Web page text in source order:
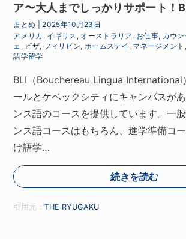
ア〜大人までしっかりサポート！
まとめ
2025年10月23日
アメリカ , イギリス , オーストラリア, お仕事, カウ
ェ , ビザ, フィリピン, ホームステイ , マネージメント ,
語学留学
BLI（Bouchereau Lingua International
ールとケベックシティにキャンパスが
ンス語のコースを提供しています。一
ンス語コースはもちろん、進学準備コ
け語学…
続きを読む
引用元：THE RYUGAKU